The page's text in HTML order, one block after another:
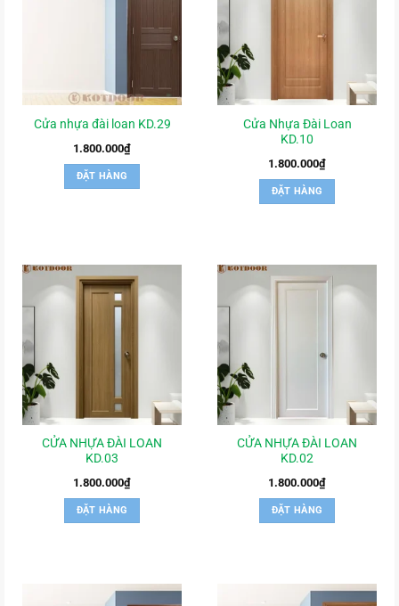
Cửa nhựa đài loan KD.29
1.800.000₫
ĐẶT HÀNG
Cửa Nhựa Đài Loan
KD.10
1.800.000₫
ĐẶT HÀNG
CỬA NHỰA ĐÀI LOAN
KD.03
1.800.000₫
ĐẶT HÀNG
CỬA NHỰA ĐÀI LOAN
KD.02
1.800.000₫
ĐẶT HÀNG